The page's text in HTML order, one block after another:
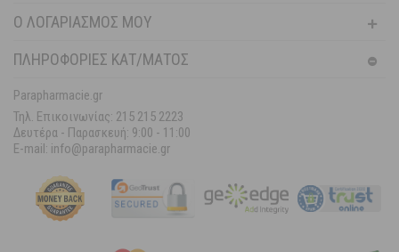
Ο ΛΟΓΑΡΙΑΣΜΌΣ ΜΟΥ
ΠΛΗΡΟΦΟΡΙΕΣ ΚΑΤ/ΜΑΤΟΣ
Parapharmacie.gr
Τηλ. Επικοινωνίας: 215 215 2223
Δευτέρα - Παρασκευή: 9:00 - 11:00
E-mail: info@parapharmacie.gr